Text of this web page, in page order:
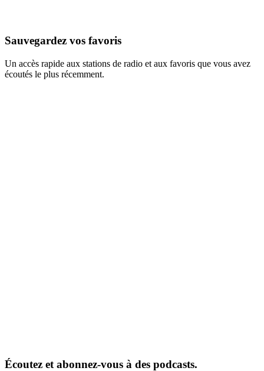
Sauvegardez vos favoris
Un accès rapide aux stations de radio et aux favoris que vous avez
écoutés le plus récemment.
Écoutez et abonnez-vous à des podcasts.